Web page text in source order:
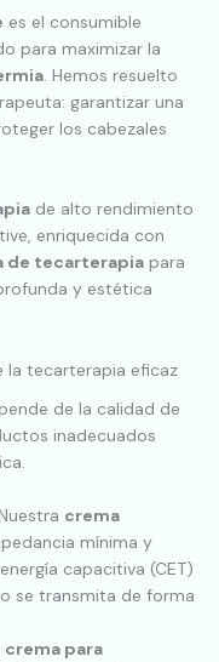
es el consumible
para maximizar la
. Hemos resuelto
garantizar una
los cabezales
de alto rendimiento
enriquecida con
de tecarterapia para
y estética
la tecarterapia eficaz
de la calidad de
inadecuados
crema
mínima y
capacitiva (CET)
se transmita de forma
crema para